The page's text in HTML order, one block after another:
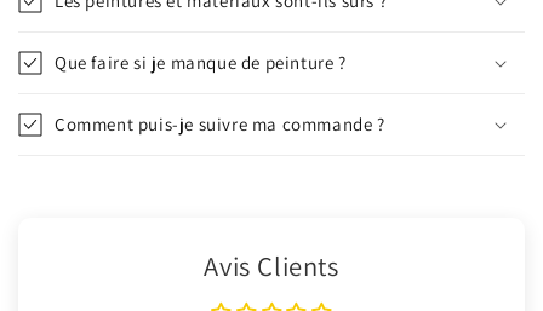
Que faire si je manque de peinture ?
Comment puis-je suivre ma commande ?
Avis Clients